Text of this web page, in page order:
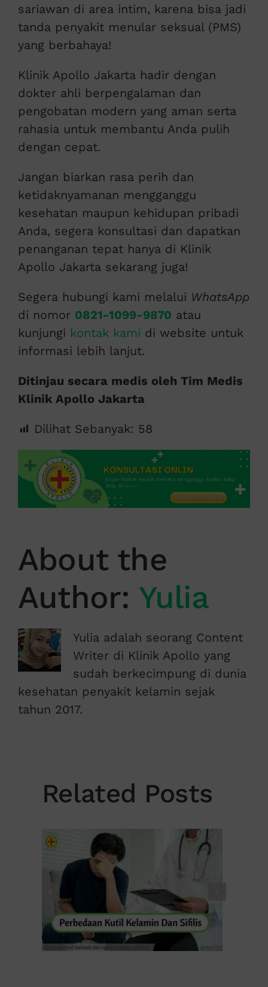
sariawan di area intim, karena bisa jadi
tanda penyakit menular seksual (PMS)
yang berbahaya!
Klinik Apollo Jakarta hadir dengan
dokter ahli berpengalaman dan
pengobatan modern yang aman serta
rahasia untuk membantu Anda pulih
dengan cepat.
Jangan biarkan rasa perih dan
ketidaknyamanan mengganggu
kesehatan maupun kehidupan pribadi
Anda, segera konsultasi dan dapatkan
penanganan tepat hanya di Klinik
Apollo Jakarta sekarang juga!
Segera hubungi kami melalui WhatsApp
di nomor 0821-1099-9870 atau
kunjungi kontak kami di website untuk
informasi lebih lanjut.
Ditinjau secara medis oleh Tim Medis
Klinik Apollo Jakarta
Dilihat Sebanyak: 58
About the
Author: Yulia
Yulia adalah seorang Content
Writer di Klinik Apollo yang
sudah berkecimpung di dunia
kesehatan penyakit kelamin sejak
tahun 2017.
Related Posts